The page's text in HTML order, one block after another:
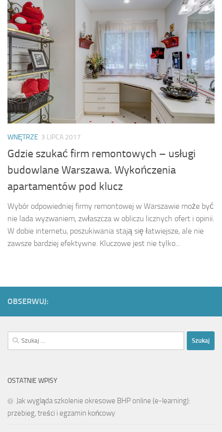
WNĘTRZE 3 LIPCA 2017
Gdzie szukać firm remontowych – usługi
budowlane Warszawa. Wykończenia
apartamentów pod klucz
Wybór odpowiedniej firmy remontowej w Warszawie może być
nie lada wyzwaniem, zwłaszcza w obliczu licznych ofert i opinii.
W dobie internetu, poszukiwania stają się łatwiejsze, ale nie
zawsze bardziej efektywne. Kluczowe jest nie tylko...
OBSERWUJ:
Szukaj:
OSTATNIE WPISY
Jak wygląda szkolenie okresowe BHP online (e-learning):
przebieg, treści i egzamin końcowy